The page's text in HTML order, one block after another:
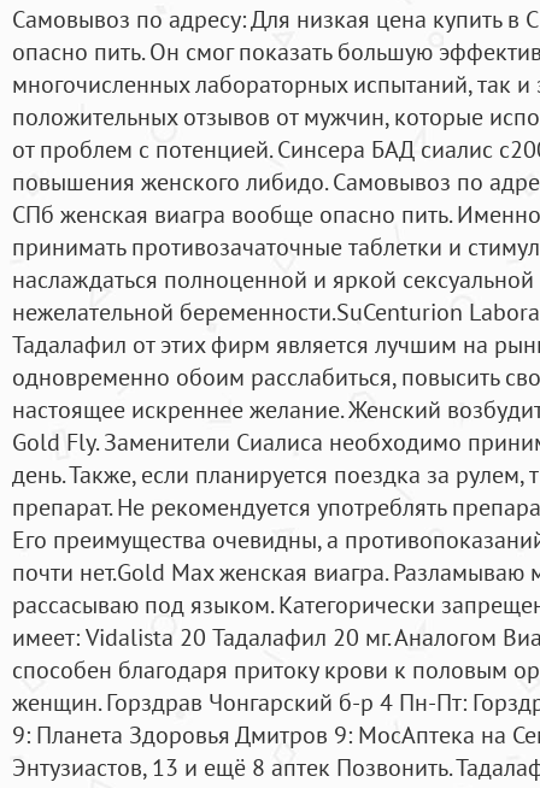
Самовывоз по адресу: Для низкая цена купить в
опасно пить. Он смог показать большую
многочисленных лабораторных испытаний, так
положительных отзывов от мужчин, которые
от проблем с потенцией. Синсера БАД сиалис
повышения женского либидо. Самовывоз по
СПб женская виагра вообще опасно пить.
принимать противозачаточные таблетки и
наслаждаться полноценной и яркой
нежелательной беременности.SuCenturion
Тадалафил от этих фирм является лучшим на
одновременно обоим расслабиться, повысить
настоящее искреннее желание. Женский
Gold Fly. Заменители Сиалиса необходимо
день. Также, если планируется поездка за рулем,
препарат. Не рекомендуется употреблять
Его преимущества очевидны, а
почти нет.Gold Max женская виагра. Разламываю
рассасываю под языком. Категорически
имеет: Vidalista 20 Тадалафил 20 мг. Аналогом
способен благодаря притоку крови к половым
женщин. Горздрав Чонгарский б-р 4 Пн-Пт:
9: Планета Здоровья Дмитров 9: МосАптека на
Энтузиастов, 13 и ещё 8 аптек Позвонить.